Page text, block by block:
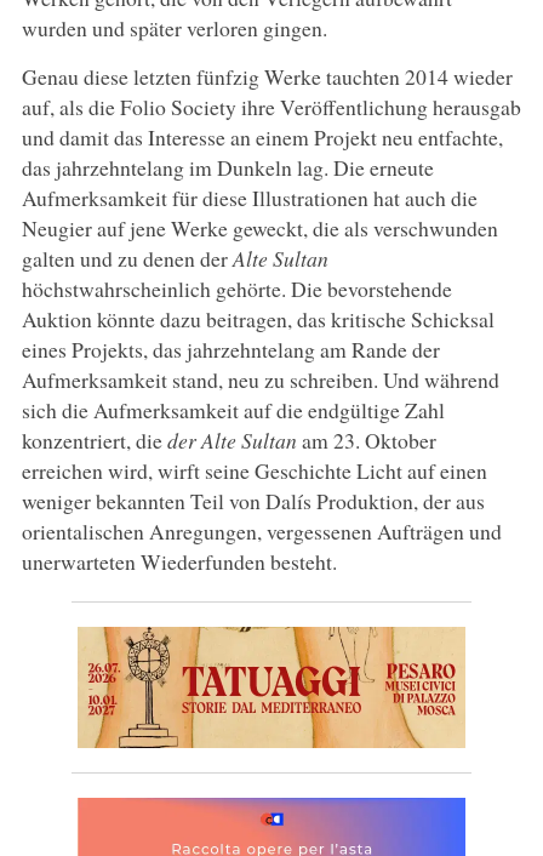
wurden und später verloren gingen.
Genau diese letzten fünfzig Werke tauchten 2014 wieder
auf, als die Folio Society ihre Veröffentlichung herausgab
und damit das Interesse an einem Projekt neu entfachte,
das jahrzehntelang im Dunkeln lag. Die erneute
Aufmerksamkeit für diese Illustrationen hat auch die
Neugier auf jene Werke geweckt, die als verschwunden
galten und zu denen derAlte Sultan
höchstwahrscheinlich gehörte. Die bevorstehende
Auktion könnte dazu beitragen, das kritische Schicksal
eines Projekts, das jahrzehntelang am Rande der
Aufmerksamkeit stand, neu zu schreiben. Und während
sich die Aufmerksamkeit auf die endgültige Zahl
konzentriert, dieder Alte Sultan am 23. Oktober
erreichen wird, wirft seine Geschichte Licht auf einen
weniger bekannten Teil von Dalís Produktion, der aus
orientalischen Anregungen, vergessenen Aufträgen und
unerwarteten Wiederfunden besteht.